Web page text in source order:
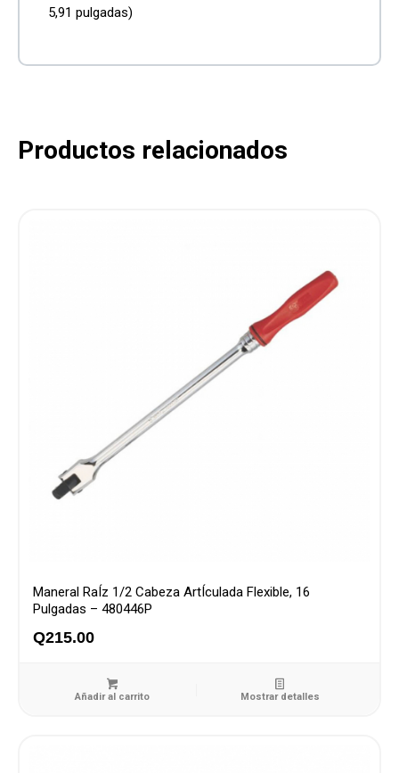
5,91 pulgadas)
Productos relacionados
Maneral RaÍz 1/2 Cabeza ArtÍculada Flexible, 16
Pulgadas – 480446P
Q215.00
Añadir al carrito Mostrar detalles